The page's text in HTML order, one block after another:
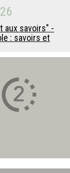
aux savoirs" -
: savoirs et